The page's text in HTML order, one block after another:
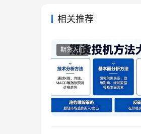
相关推荐
期货入门